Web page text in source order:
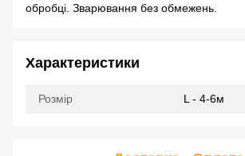
обробці. Зварювання без обмежень.
Характеристики
Розмір L - 4-6м